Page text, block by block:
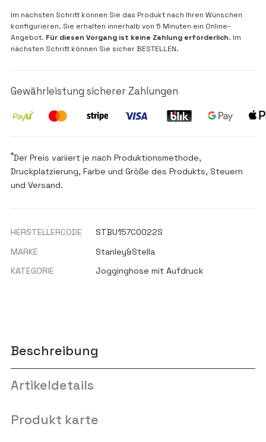
Im nächsten Schritt können Sie das Produkt nach Ihren Wünschen
konfigurieren. Sie erhalten innerhalb von 5 Minuten ein Online-
Angebot. Für diesen Vorgang ist keine Zahlung erforderlich. Im
nächsten Schritt können Sie sicher BESTELLEN.
Gewährleistung sicherer Zahlungen
*Der Preis variiert je nach Produktionsmethode,
Druckplatzierung, Farbe und Größe des Produkts, Steuern
und Versand.
HERSTELLERCODE
STBU157C0022S
MARKE
Stanley&Stella
KATEGORIE
Jogginghose mit Aufdruck
Beschreibung
Artikeldetails
Produkt karte